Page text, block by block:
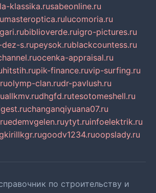
klassika.rusabeonline.ru
masteroptica.rulucomoria.ru
biblioverde.ruigro-pictures.ru
dez-s.rupeysok.rublackcountess.ru
ocenka-appraisal.ru
hitstih.rupik-finance.ruvip-surfing.ru
olymp-clan.rudr-pavlush.ru
allkmv.rudhgfd.rutesotomeshell.ru
changanqiyuana07.ru
edemvgelen.ruytyt.ruinfoelektrik.ru
kirillkgr.rugoodv1234.ruoopslady.ru
по строительству и